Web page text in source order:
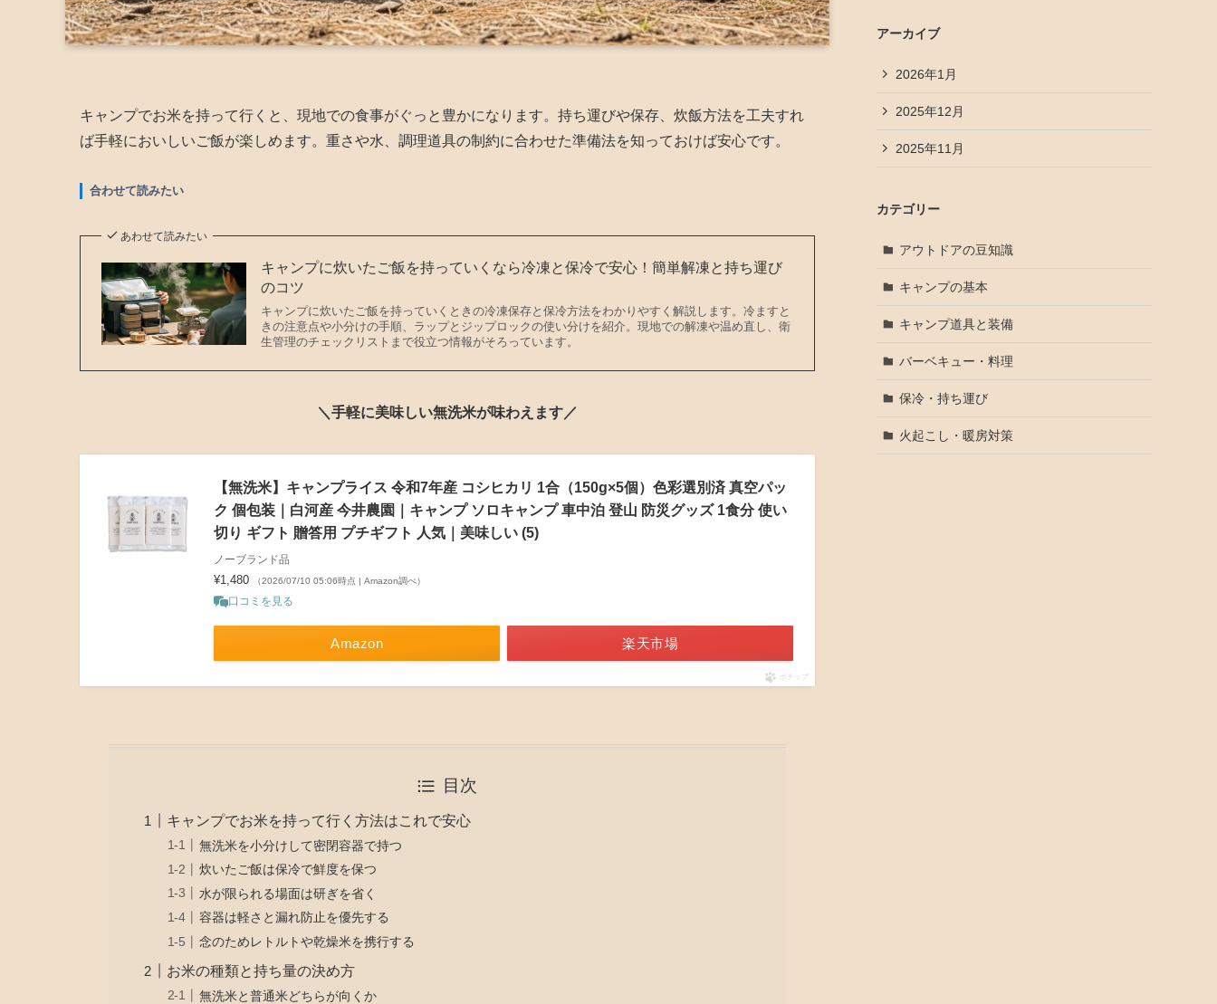
キャンプでお米を持って行くと、現地での食事がぐっと豊かになります。持ち運びや保存、炊飯方法を工夫すれ
ば手軽においしいご飯が楽しめます。重さや水、調理道具の制約に合わせた準備法を知っておけば安心です。
合わせて読みたい
あわせて読みたい
キャンプに炊いたご飯を持っていくなら冷凍と保冷で安心！簡単解凍と持ち運び
のコツ
キャンプに炊いたご飯を持っていくときの冷凍保存と保冷方法をわかりやすく解説します。冷ますと
きの注意点や小分けの手順、ラップとジップロックの使い分けを紹介。現地での解凍や温め直し、衛
生管理のチェックリストまで役立つ情報がそろっています。
＼手軽に美味しい無洗米が味わえます／
【無洗米】キャンプライス 令和7年産 コシヒカリ 1合（150g×5個）色彩選別済 真空パッ
ク 個包装｜白河産 今井農園｜キャンプ ソロキャンプ 車中泊 登山 防災グッズ 1食分 使い
切り ギフト 贈答用 プチギフト 人気｜美味しい (5)
ノーブランド品
¥1,480 （2026/07/10 05:06時点 | Amazon調べ）
口コミを見る
Amazon 楽天市場
ポチップ
目次
キャンプでお米を持って行く方法はこれで安心
無洗米を小分けして密閉容器で持つ
炊いたご飯は保冷で鮮度を保つ
水が限られる場面は研ぎを省く
容器は軽さと漏れ防止を優先する
念のためレトルトや乾燥米を携行する
お米の種類と持ち量の決め方
無洗米と普通米どちらが向くか
アーカイブ
2026年1月
2025年12月
2025年11月
カテゴリー
アウトドアの豆知識
キャンプの基本
キャンプ道具と装備
バーベキュー・料理
保冷・持ち運び
火起こし・暖房対策